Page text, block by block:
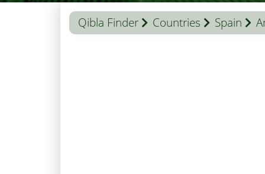
Qibla Finder Countries Spain